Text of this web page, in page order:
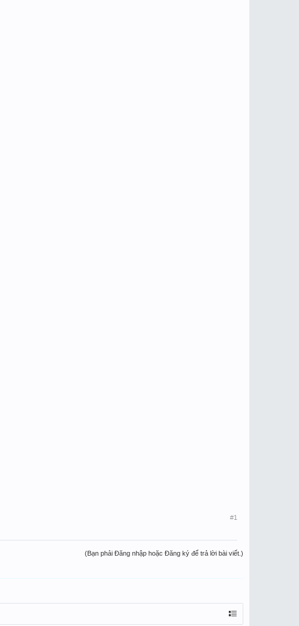
#1
(Bạn phải Đăng nhập hoặc Đăng ký để trả lời bài viết.)